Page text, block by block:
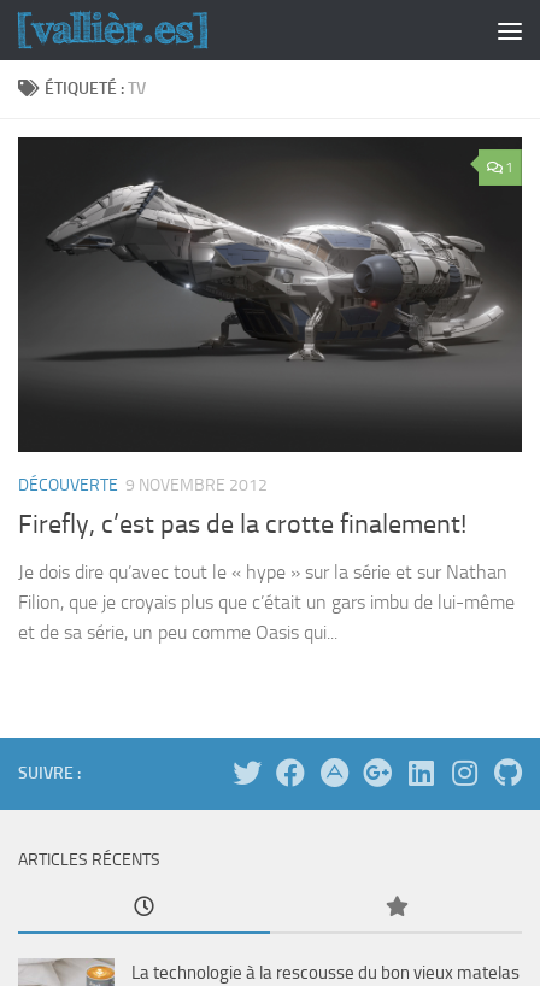
Skip to content
ÉTIQUETÉ :TV
1
DÉCOUVERTE 9 NOVEMBRE 2012
Firefly, c’est pas de la crotte finalement!
Je dois dire qu’avec tout le « hype » sur la série et sur Nathan
Filion, que je croyais plus que c’était un gars imbu de lui-même
et de sa série, un peu comme Oasis qui...
SUIVRE :
ARTICLES RÉCENTS
La technologie à la rescousse du bon vieux matelas